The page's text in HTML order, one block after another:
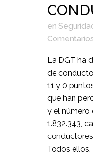
en
Comentarios
La DGT ha
de
11 y 0
que han
y el número
1.832.343,
Todos ellos,